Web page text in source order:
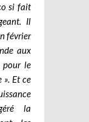
si fait
Il
février
aux
pour le
Et ce
la